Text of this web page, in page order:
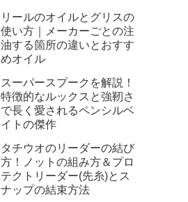
リールのオイルとグリスの
使い方｜メーカーごとの注
油する箇所の違いとおすす
めオイル
スーパースプークを解説！
特徴的なルックスと強靭さ
で長く愛されるペンシルベ
イトの傑作
タチウオのリーダーの結び
方！ノットの組み方＆プロ
テクトリーダー(先糸)とス
ナップの結束方法